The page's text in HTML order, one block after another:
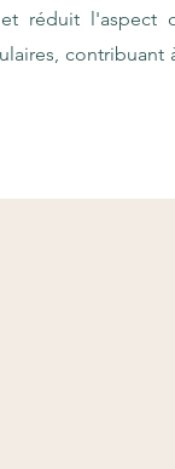
réduit l'aspect